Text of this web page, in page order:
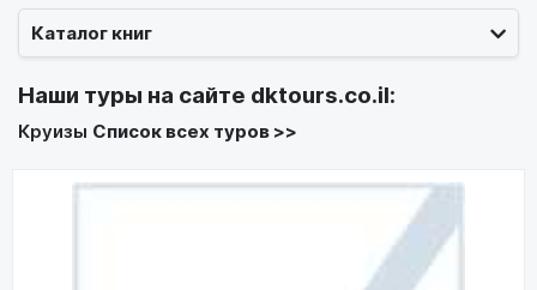
Каталог книг
Наши туры на сайте dktours.co.il:
Круизы Список всех туров >>